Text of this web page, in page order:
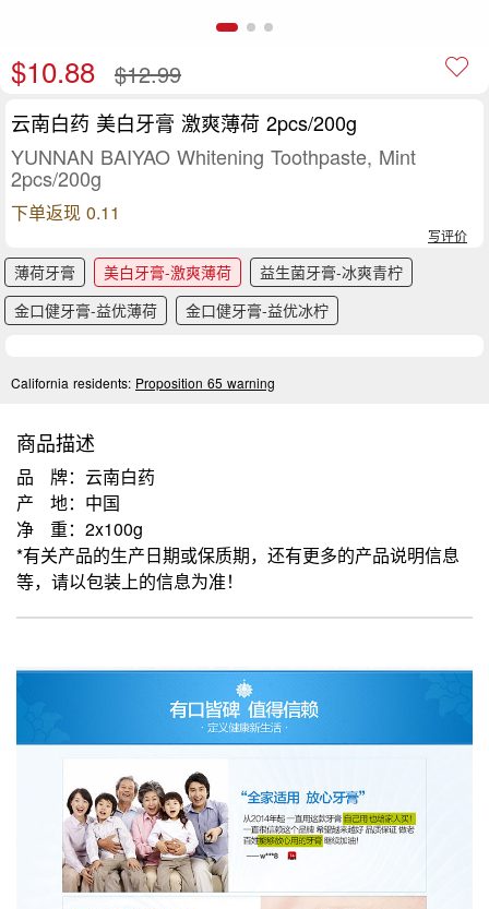
$10.88 $12.99
云南白药 美白牙膏 激爽薄荷 2pcs/200g
YUNNAN BAIYAO Whitening Toothpaste, Mint
2pcs/200g
下单返现 0.11
写评价
薄荷牙膏 美白牙膏-激爽薄荷
益生菌牙膏-冰爽青柠
金口健牙膏-益优薄荷
金口健牙膏-益优冰柠
California residents: Proposition 65 warning
商品描述
品 牌：云南白药
产 地：中国
净 重：2x100g
*有关产品的生产日期或保质期，还有更多的产品说明信息
等，请以包装上的信息为准！